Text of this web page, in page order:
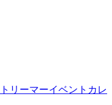
リーマーイベントカレ